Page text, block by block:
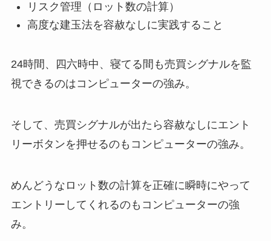
リスク管理（ロット数の計算）
高度な建玉法を容赦なしに実践すること
24時間、四六時中、寝てる間も売買シグナルを監
視できるのはコンピューターの強み。
そして、売買シグナルが出たら容赦なしにエント
リーボタンを押せるのもコンピューターの強み。
めんどうなロット数の計算を正確に瞬時にやって
エントリーしてくれるのもコンピューターの強
み。